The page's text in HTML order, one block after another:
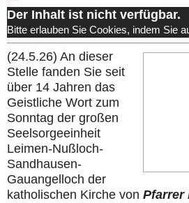
Der Inhalt ist nicht verfügbar.
Bitte erlauben Sie Cookies, indem Sie
(24.5.26) An dieser
Stelle fanden Sie seit
über 14 Jahren das
Geistliche Wort zum
Sonntag der großen
Seelsorgeeinheit
Leimen-Nußloch-
Sandhausen-
Gauangelloch der
katholischen Kirche von Pfarrer